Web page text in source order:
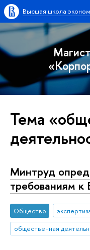
Высшая школа
Тема
Минтруд
требованиям к
Общество
общественная